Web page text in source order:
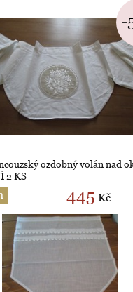
-
ozdobný volán nad
2 KS
445 Kč